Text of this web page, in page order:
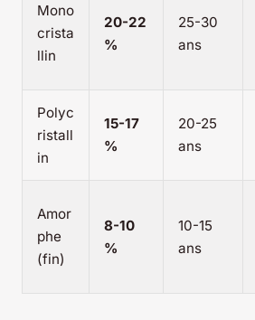
Mono
crista
llin
20-22
%
25-30
ans
Polyc
ristall
in
15-17
%
20-25
ans
Amor
phe
(fin)
8-10
%
10-15
ans